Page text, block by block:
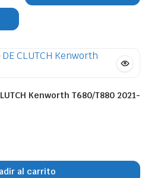
Kenworth T680/T880 2021-
al carrito